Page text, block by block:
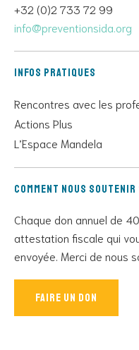
+32 (0)2 733 72 99
info@preventionsida.org
Infos pratiques
Rencontres avec les
Actions Plus
L’Espace Mandela
Comment nous soutenir
Chaque don annuel de
attestation fiscale qui
envoyée. Merci de nous
Faire un don